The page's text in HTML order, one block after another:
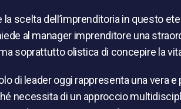
la scelta dell’imprenditoria in questo
al manager imprenditore una
soprattutto olistica di concepire la
di leader oggi rappresenta una vera
necessita di un approccio